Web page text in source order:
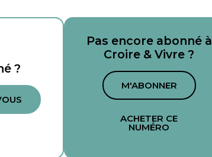
?
Pas encore abonné à
Croire & Vivre ?
M'ABONNER
ACHETER CE
NUMÉRO